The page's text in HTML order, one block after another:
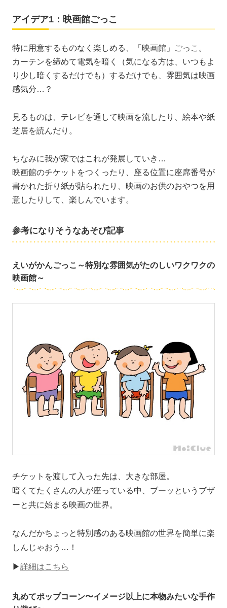
アイデア1：映画館ごっこ
特に用意するものなく楽しめる、「映画館」ごっこ。
カーテンを締めて電気を暗く（気になる方は、いつもよ
り少し暗くするだけでも）するだけでも、雰囲気は映画
感気分…？
見るものは、テレビを通して映画を流したり、絵本や紙
芝居を読んだり。
ちなみに我が家ではこれが発展していき…
映画館のチケットをつくったり、座る位置に座席番号が
書かれた折り紙が貼られたり、映画のお供のおやつを用
意したりして、楽しんでいます。
参考になりそうなあそび記事
えいがかんごっこ～特別な雰囲気がたのしいワクワクの
映画館～
チケットを渡して入った先は、大きな部屋。
暗くてたくさんの人が座っている中、ブーッというブザ
ーと共に始まる映画の世界。
なんだかちょっと特別感のある映画館の世界を簡単に楽
しんじゃおう…！
▶詳細はこちら
丸めてポップコーン〜イメージ以上に本物みたいな手作